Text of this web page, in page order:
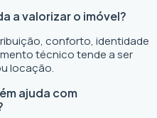
a valorizar o imóvel?
conforto, identidade
técnico tende a ser
locação.
ajuda com